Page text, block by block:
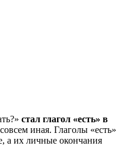
стал глагол «есть» в
иная. Глаголы «есть»
а их личные окончания